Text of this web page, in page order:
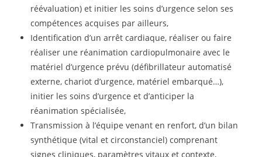
réévaluation) et initier les soins d’urgence selon ses
compétences acquises par ailleurs,
Identification d’un arrêt cardiaque, réaliser ou faire
réaliser une réanimation cardiopulmonaire avec le
matériel d’urgence prévu (défibrillateur automatisé
externe, chariot d’urgence, matériel embarqué…),
initier les soins d’urgence et d’anticiper la
réanimation spécialisée,
Transmission à l’équipe venant en renfort, d’un bilan
synthétique (vital et circonstanciel) comprenant
signes cliniques, paramètres vitaux et contexte,